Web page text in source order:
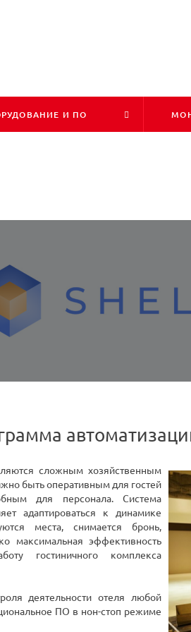
И ПО
сложным хозяйственным
быть оперативным для гостей
для персонала. Система
адаптироваться к динамике
места, снимается бронь,
максимальная эффективность
гостиничного комплекса
деятельности отеля любой
ПО в нон-стоп режиме